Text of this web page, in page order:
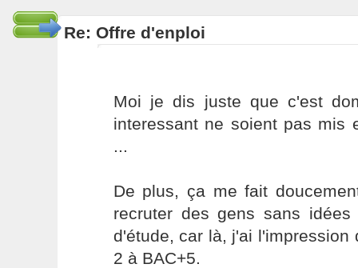
Re: Offre d'enploi
Moi je dis juste que c'est
interessant ne soient pas mis
...
De plus, ça me fait
recruter des gens sans
d'étude, car là, j'ai l'impression
2 à BAC+5.